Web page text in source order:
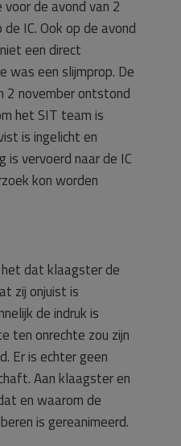
de avond van 2
IC. Ook op de avond
een direct
was een slijmprop. De
2 november ontstond
het SIT team is
is ingelicht en
vervoerd naar de IC
kon worden
dat klaagster de
zij onjuist is
de indruk is
ten onrechte zou zijn
Er is echter geen
Aan klaagster en
en waarom de
is gereanimeerd.